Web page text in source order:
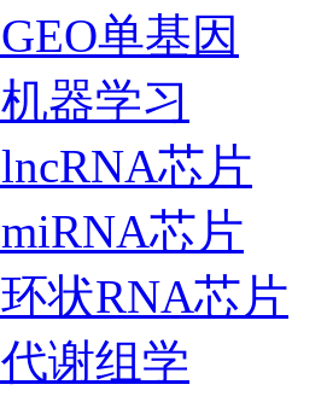
GEO单基因
机器学习
lncRNA芯片
miRNA芯片
环状RNA芯片
代谢组学